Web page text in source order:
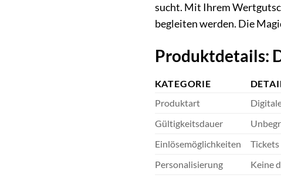
sucht. Mit Ihrem
begleiten werden. Die
Produktdetails:
KATEGORIE
Produktart
Gültigkeitsdauer
Einlösemöglichkeiten
Personalisierung
Keine